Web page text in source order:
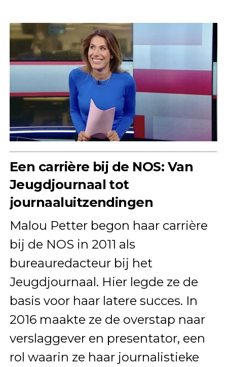
Een carrière bij de NOS: Van
Jeugdjournaal tot
journaaluitzendingen
Malou Petter begon haar carrière
bij de NOS in 2011 als
bureauredacteur bij het
Jeugdjournaal. Hier legde ze de
basis voor haar latere succes. In
2016 maakte ze de overstap naar
verslaggever en presentator, een
rol waarin ze haar journalistieke